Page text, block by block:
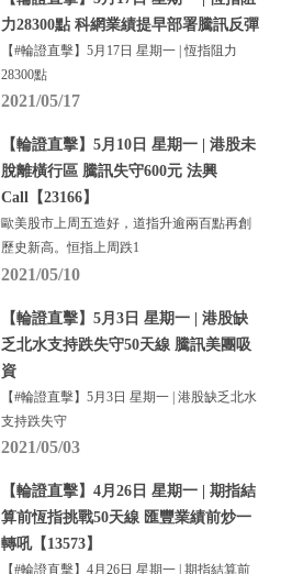
力28300點 科網業績提早部署騰訊反彈
【#輪證直擊】5月17日 星期一 | 恆指阻力
28300點
2021/05/17
【輪證直擊】5月10日 星期一 | 港股未
脫離橫行區 騰訊失守600元 法興
Call【23166】
歐美股市上周五造好，道指升逾兩百點再創
歷史新高。恒指上周跌1
2021/05/10
【輪證直擊】5月3日 星期一 | 港股缺
乏北水支持跌失守50天線 騰訊美團吸
資
【#輪證直擊】5月3日 星期一 | 港股缺乏北水
支持跌失守
2021/05/03
【輪證直擊】4月26日 星期一 | 期指結
算前恆指挑戰50天線 匯豐業績前炒一
轉吼【13573】
【#輪證直擊】4月26日 星期一 | 期指結算前